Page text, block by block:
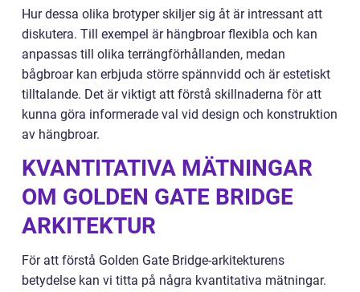
Hur dessa olika brotyper skiljer sig åt är intressant att
diskutera. Till exempel är hängbroar flexibla och kan
anpassas till olika terrängförhållanden, medan
bågbroar kan erbjuda större spännvidd och är estetiskt
tilltalande. Det är viktigt att förstå skillnaderna för att
kunna göra informerade val vid design och konstruktion
av hängbroar.
KVANTITATIVA MÄTNINGAR
OM GOLDEN GATE BRIDGE
ARKITEKTUR
För att förstå Golden Gate Bridge-arkitekturens
betydelse kan vi titta på några kvantitativa mätningar.